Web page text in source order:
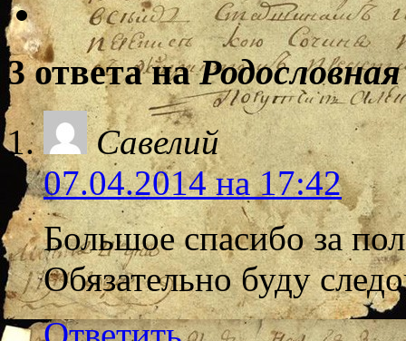
3 ответа наРодословная
Савелий
07.04.2014 на 17:42
Большое спасибо за
Обязательно буду